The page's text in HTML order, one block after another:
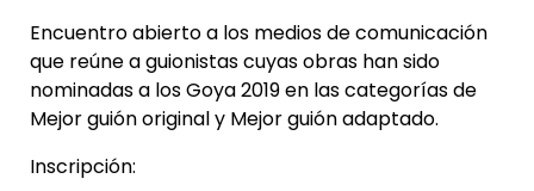
Encuentro abierto a los medios de comunicación
que reúne a guionistas cuyas obras han sido
nominadas a los Goya 2019 en las categorías de
Mejor guión original y Mejor guión adaptado.
Inscripción: